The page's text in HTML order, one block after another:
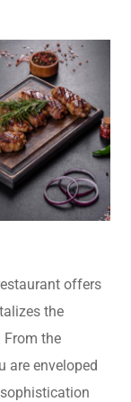
offers
the
From the
are enveloped